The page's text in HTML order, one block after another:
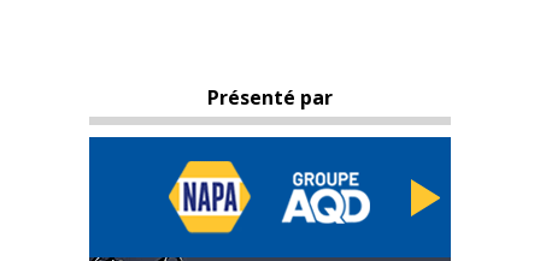
Présenté par